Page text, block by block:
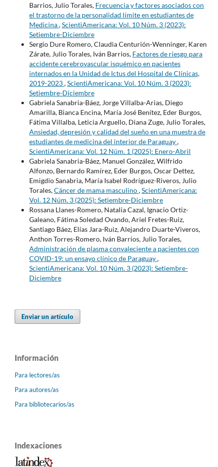
Barrios, Julio Torales, Frecuencia y factores asociados con
el trastorno de la personalidad límite en estudiantes de
Medicina,ScientiAmericana: Vol. 10 Núm. 3 (2023):
Setiembre-Diciembre
Sergio Dure Romero, Claudia Centurión-Wenninger, Karen
Zárate, Julio Torales, Iván Barrios, Factores de riesgo para
accidente cerebrovascular isquémico en pacientes
internados en la Unidad de Ictus del Hospital de Clínicas,
2019-2023,ScientiAmericana: Vol. 10 Núm. 3 (2023):
Setiembre-Diciembre
Gabriela Sanabria-Báez, Jorge Villalba-Arias, Diego
Amarilla, Bianca Encina, María José Benítez, Eder Burgos,
Fátima Villalba, Leticia Arguello, Diana Zuge, Julio Torales,
Ansiedad, depresión y calidad del sueño en una muestra de
estudiantes de medicina del interior de Paraguay,
ScientiAmericana: Vol. 12 Núm. 1 (2025): Enero-Abril
Gabriela Sanabria-Báez, Manuel González, Wilfrido
Alfonzo, Bernardo Ramírez, Eder Burgos, Oscar Dettez,
Emigdio Sanabria, María Isabel Rodríguez-Riveros, Julio
Torales,Cáncer de mama masculino,ScientiAmericana:
Vol. 12 Núm. 3 (2025): Setiembre-Diciembre
Rossana Llanes-Romero, Natalia Cazal, Ignacio Ortiz-
Galeano, Fátima Soledad Ovando, Ariel Fretes-Ruiz,
Santiago Báez, Elías Jara-Ruiz, Alejandro Duarte-Viveros,
Anthon Torres-Romero, Iván Barrios, Julio Torales,
Administración de plasma convaleciente a pacientes con
COVID-19: un ensayo clínico de Paraguay,
ScientiAmericana: Vol. 10 Núm. 3 (2023): Setiembre-
Diciembre
Enviar un artículo
Información
Para lectores/as
Para autores/as
Para bibliotecarios/as
Indexaciones